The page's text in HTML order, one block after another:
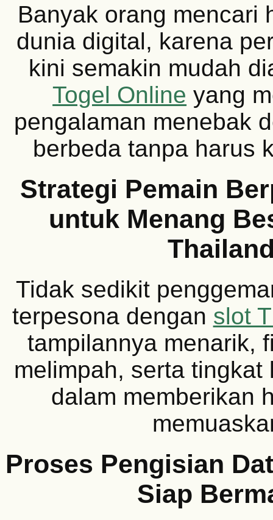
Banyak orang mencari
dunia digital, karena
kini semakin mudah
Togel Online yang
pengalaman menebak
berbeda tanpa harus
Strategi Pemain
untuk Menang
Tidak sedikit
terpesona dengan slot
tampilannya menarik,
melimpah, serta tingkat
dalam memberikan
Proses Pengisian
Siap